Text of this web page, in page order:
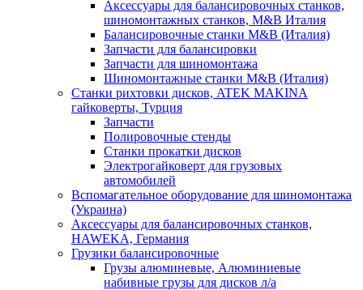
Аксессуары для балансировочных станков,
шиномонтажных станков, M&B Италия
Балансировочные станки M&B (Италия)
Запчасти для балансировки
Запчасти для шиномонтажа
Шиномонтажные станки M&B (Италия)
Станки рихтовки дисков, ATEK MAKINA
гайковерты, Турция
Запчасти
Полировочные стенды
Станки прокатки дисков
Электрогайковерт для грузовых
автомобилей
Вспомагательное оборудование для шиномонтажа
(Украина)
Аксессуары для балансировочных станков,
HAWEKA, Германия
Грузики балансировочные
Грузы алюминевые, Алюминиевые
набивные грузы для дисков л/а